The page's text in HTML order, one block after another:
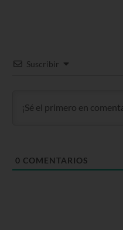
Suscribir
0 COMENTARIOS